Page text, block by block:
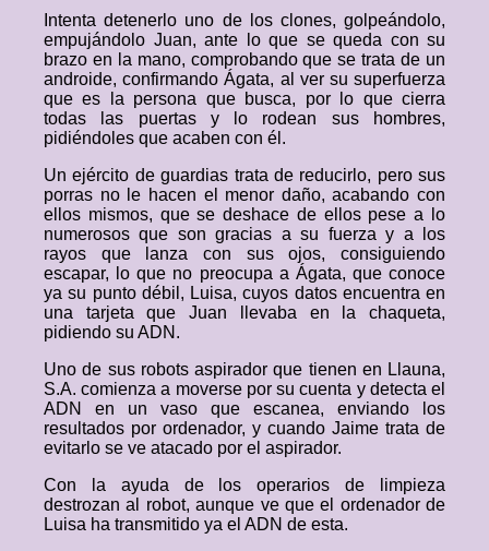
Intenta detenerlo uno de los clones, golpeándolo,
empujándolo Juan, ante lo que se queda con su
brazo en la mano, comprobando que se trata de un
androide, confirmando Ágata, al ver su superfuerza
que es la persona que busca, por lo que cierra
todas las puertas y lo rodean sus hombres,
pidiéndoles que acaben con él.
Un ejército de guardias trata de reducirlo, pero sus
porras no le hacen el menor daño, acabando con
ellos mismos, que se deshace de ellos pese a lo
numerosos que son gracias a su fuerza y a los
rayos que lanza con sus ojos, consiguiendo
escapar, lo que no preocupa a Ágata, que conoce
ya su punto débil, Luisa, cuyos datos encuentra en
una tarjeta que Juan llevaba en la chaqueta,
pidiendo su ADN.
Uno de sus robots aspirador que tienen en Llauna,
S.A. comienza a moverse por su cuenta y detecta el
ADN en un vaso que escanea, enviando los
resultados por ordenador, y cuando Jaime trata de
evitarlo se ve atacado por el aspirador.
Con la ayuda de los operarios de limpieza
destrozan al robot, aunque ve que el ordenador de
Luisa ha transmitido ya el ADN de esta.